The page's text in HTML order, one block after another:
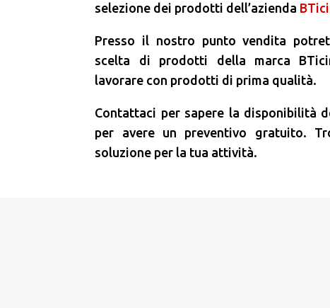
selezione dei prodotti dell’azienda
Presso il nostro punto vendita
scelta di prodotti della marca
lavorare con prodotti di prima qualità.
Contattaci per sapere la disponibilità
per avere un preventivo gratuito.
soluzione per la tua attività.